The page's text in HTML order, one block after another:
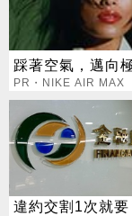
踩著空氣，邁向
PR・NIKE AIR MAX
違約交割1次就要